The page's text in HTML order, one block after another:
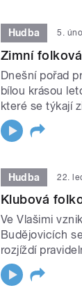
Hudba 5.
Zimní
Dnešní pořad
bílou krásou
které se týkají
Hudba 22.
Klubová
Ve Vlašimi
Budějovicích
rozjíždí